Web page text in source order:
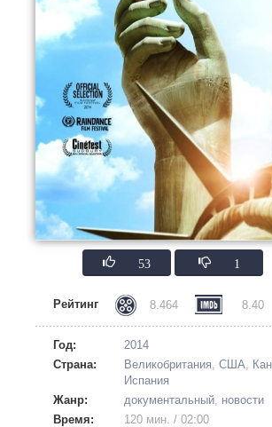
53 1
Рейтинг 8.464 8.40
Год:
2014
Страна:
Великобритания, США,
Испания
Жанр:
документальный, новости
Время:
120 мин. / 02:00